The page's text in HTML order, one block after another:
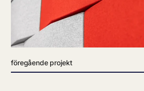
föregående projekt